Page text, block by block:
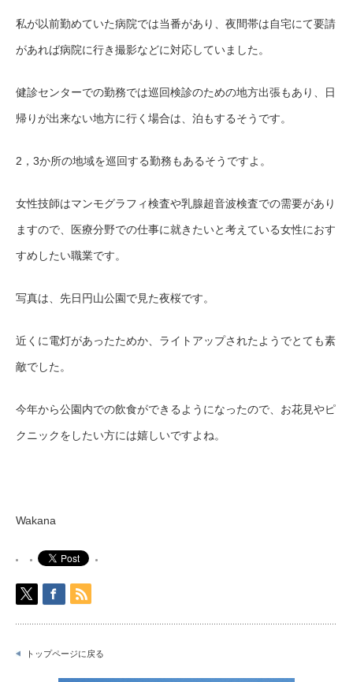
私が以前勤めていた病院では当番があり、夜間帯は自宅にて要請
があれば病院に行き撮影などに対応していました。
健診センターでの勤務では巡回検診のための地方出張もあり、日
帰りが出来ない地方に行く場合は、泊もするそうです。
2，3か所の地域を巡回する勤務もあるそうですよ。
女性技師はマンモグラフィ検査や乳腺超音波検査での需要があり
ますので、医療分野での仕事に就きたいと考えている女性におす
すめしたい職業です。
写真は、先日円山公園で見た夜桜です。
近くに電灯があったためか、ライトアップされたようでとても素
敵でした。
今年から公園内での飲食ができるようになったので、お花見やピ
クニックをしたい方には嬉しいですよね。
Wakana
トップページに戻る